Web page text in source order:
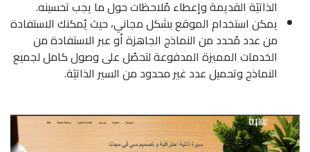
الذاتيَة القديمة وإعطاء مُلاحظات حول ما يجب تحسينه.
يمكن استخدام الموقع بشكل مجاني، حيث يُمكنك الاستفادة
من عدد مُحدد من النماذج الجاهزة أو عبر الاستفادة من
الخدمات المميزة المدفوعة لتحصُل على وصول كامل لجميع
النماذج وتحميل عدد غير محدود من السير الذاتيَة.